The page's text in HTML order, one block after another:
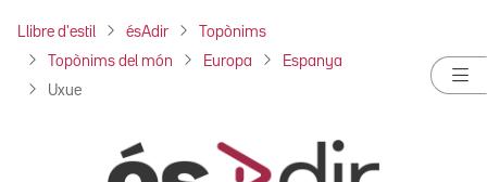
Llibre d'estil ésAdir Topònims
Topònims del món Europa Espanya
Uxue